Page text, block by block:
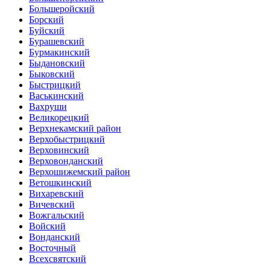
Большеройский
Борский
Буйский
Бурашевский
Бурмакинский
Быдановский
Быковский
Быстрицкий
Васькинский
Вахруши
Великорецкий
Верхнекамский район
Верхобыстрицкий
Верховинский
Верховонданский
Верхошижемский район
Ветошкинский
Вихаревский
Вичевский
Вожгальский
Войский
Вонданский
Восточный
Всехсвятский